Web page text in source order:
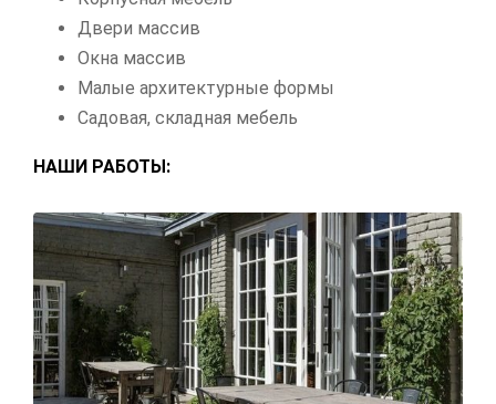
Двери массив
Окна массив
Малые архитектурные формы
Садовая, складная мебель
НАШИ РАБОТЫ: